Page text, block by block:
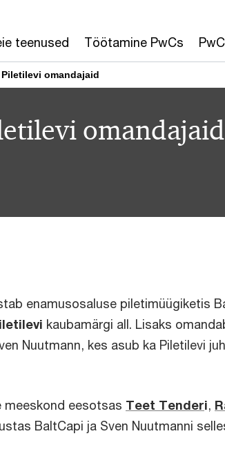
teenused Töötamine PwCs
omandajaid
omandajaid
enamusosaluse piletimüügiketis
kaubamärgi all. Lisaks
Nuutmann, kes asub ka Piletilevi
meeskond eesotsas Teet Tenderi,
BaltCapi ja Sven Nuutmanni